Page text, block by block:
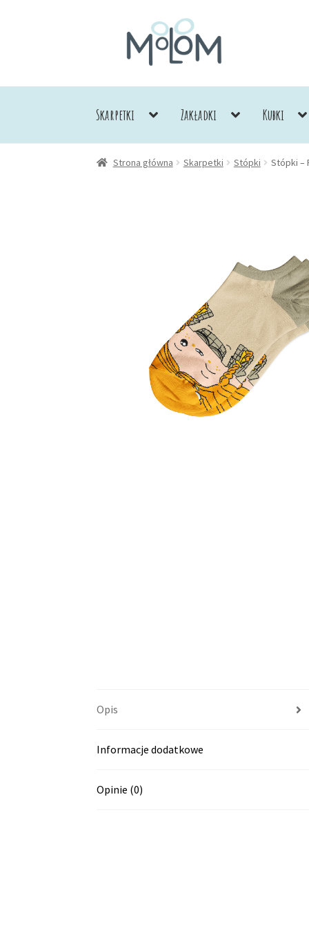
Przejdź
do
nawigacji
Przejdź
do
treści
Skarpetki Zakładki Kubki
Strona główna Skarpetki Stópki Stópki –
Opis
Informacje dodatkowe
Opinie (0)